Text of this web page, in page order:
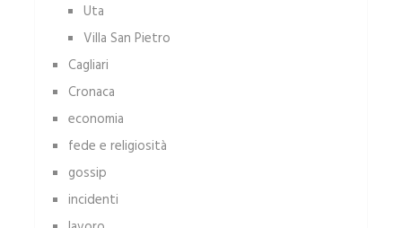
Uta
Villa San Pietro
Cagliari
Cronaca
economia
fede e religiosità
gossip
incidenti